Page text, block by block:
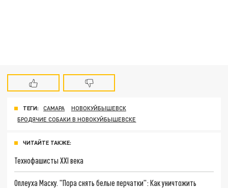
ТЕГИ: САМАРА
НОВОКУЙБЫШЕВСК
БРОДЯЧИЕ СОБАКИ В НОВОКУЙБЫШЕВСКЕ
ЧИТАЙТЕ ТАКЖЕ:
Технофашисты XXI века
Оплеуха Маску. "Пора снять белые перчатки": Как уничтожить